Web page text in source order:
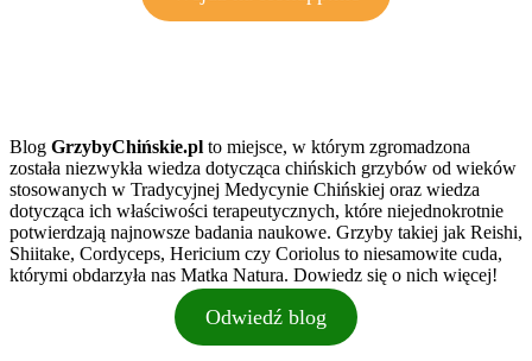
Blog GrzybyChińskie.pl to miejsce, w którym zgromadzona
została niezwykła wiedza dotycząca chińskich grzybów od wieków
stosowanych w Tradycyjnej Medycynie Chińskiej oraz wiedza
dotycząca ich właściwości terapeutycznych, które niejednokrotnie
potwierdzają najnowsze badania naukowe. Grzyby takiej jak Reishi,
Shiitake, Cordyceps, Hericium czy Coriolus to niesamowite cuda,
którymi obdarzyła nas Matka Natura. Dowiedz się o nich więcej!
Odwiedź blog